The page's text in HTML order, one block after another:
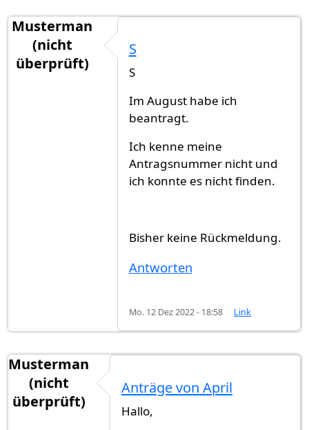
Musterman
(nicht
überprüft)
S
S
Im August habe ich
beantragt.
Ich kenne meine
Antragsnummer nicht und
ich konnte es nicht finden.
Bisher keine Rückmeldung.
Antworten
Mo. 12 Dez 2022 - 18:58 Link
Musterman
(nicht
überprüft)
Anträge von April
Hallo,